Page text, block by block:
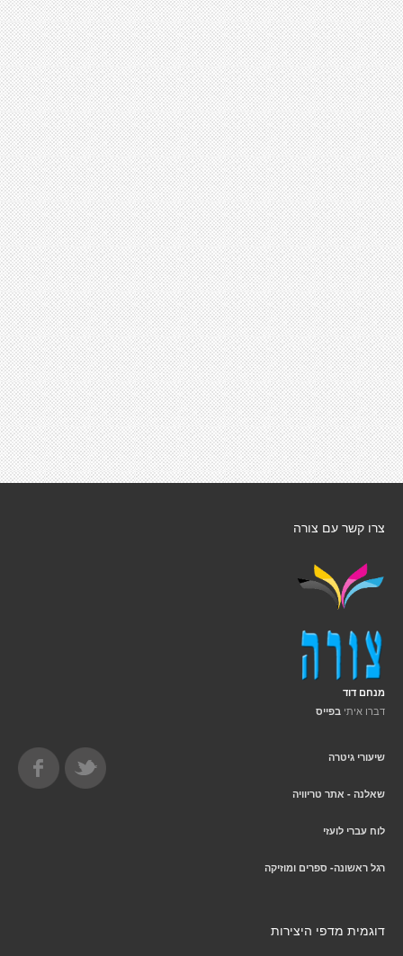
צרו קשר עם צורה
מנחם דוד
דברו איתי בפייס
שיעורי גיטרה
שאלנה - אתר טריוויה
לוח עברי לועזי
רגל ראשונה- ספרים ומוזיקה
דוגמית מדפי היצירות